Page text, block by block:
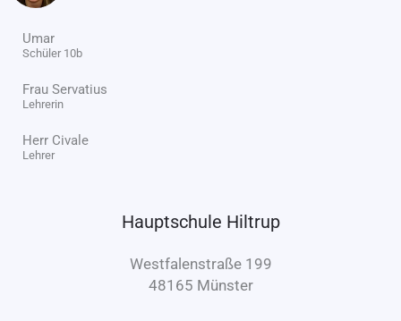
Umar
Schüler 10b
Frau Servatius
Lehrerin
Herr Civale
Lehrer
Hauptschule Hiltrup
Westfalenstraße 199
48165 Münster